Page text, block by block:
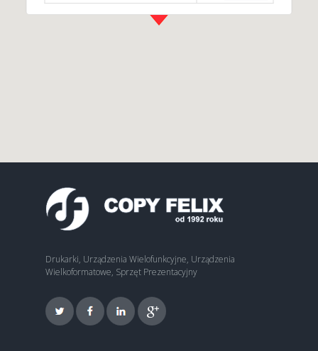
Drukarki, Urządzenia Wielofunkcyjne, Urządzenia
Wielkoformatowe, Sprzęt Prezentacyjny